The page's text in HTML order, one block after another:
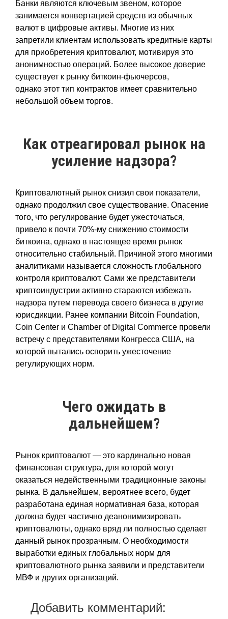
Банки являются ключевым звеном, которое
занимается конвертацией средств из обычных
валют в цифровые активы. Многие из них
запретили клиентам использовать кредитные карты
для приобретения криптовалют, мотивируя это
анонимностью операций. Более высокое доверие
существует к рынку биткоин-фьючерсов,
однако этот тип контрактов имеет сравнительно
небольшой объем торгов.
Как отреагировал рынок на
усиление надзора?
Криптовалютный рынок снизил свои показатели,
однако продолжил свое существование. Опасение
того, что регулирование будет ужесточаться,
привело к почти 70%-му снижению стоимости
биткоина, однако в настоящее время рынок
относительно стабильный. Причиной этого многими
аналитиками называется сложность глобального
контроля криптовалют. Сами же представители
криптоиндустрии активно стараются избежать
надзора путем перевода своего бизнеса в другие
юрисдикции. Ранее компании Bitcoin Foundation,
Coin Center и Chamber of Digital Commerce провели
встречу с представителями Конгресса США, на
которой пытались оспорить ужесточение
регулирующих норм.
Чего ожидать в
дальнейшем?
Рынок криптовалют — это кардинально новая
финансовая структура, для которой могут
оказаться недейственными традиционные законы
рынка. В дальнейшем, вероятнее всего, будет
разработана единая нормативная база, которая
должна будет частично деанонимизировать
криптовалюты, однако вряд ли полностью сделает
данный рынок прозрачным. О необходимости
выработки единых глобальных норм для
криптовалютного рынка заявили и представители
МВФ и других организаций.
Добавить комментарий: